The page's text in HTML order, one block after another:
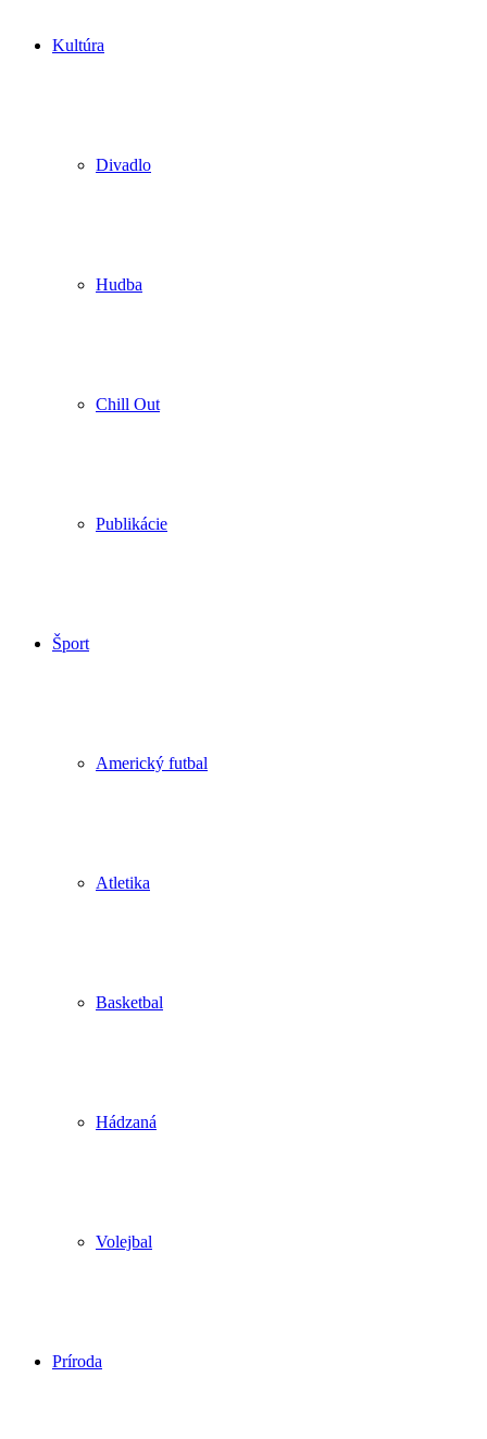
Kultúra
Divadlo
Hudba
Chill Out
Publikácie
Šport
Americký futbal
Atletika
Basketbal
Hádzaná
Volejbal
Príroda